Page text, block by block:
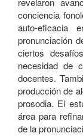
conciencia
auto-eficacia
pronunciación
ciertos
necesidad de
docentes.
producción de
prosodia. El
área para
de la